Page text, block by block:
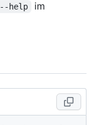
--help
im